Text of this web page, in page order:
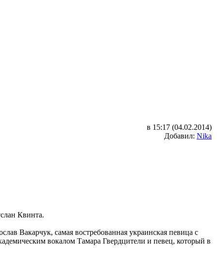
в 15:17 (04.02.2014)
Добавил: Nika
Квинта.
Вакарчук, самая востребованная украинская певица с
вокалом Тамара Гвердцители и певец, который в